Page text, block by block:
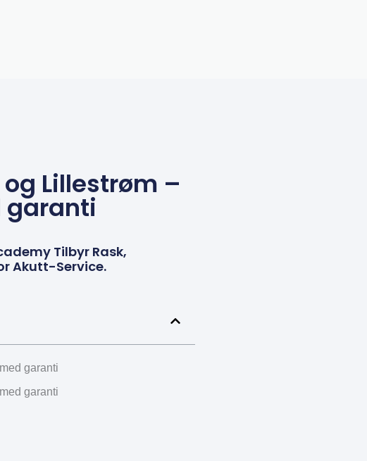
Lillestrøm –
garanti
Tilbyr Rask,
Akutt-Service.
garanti
garanti